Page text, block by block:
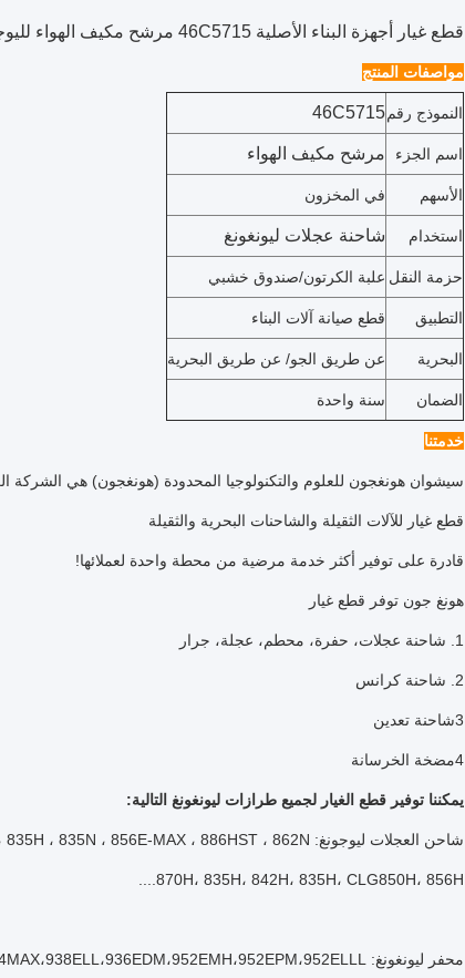
قطع غيار أجهزة البناء الأصلية 46C5715 مرشح مكيف الهواء لليوجونغ
مواصفات المنتج
النموذج رقم46C5715
اسم الجزء مرشح مكيف الهواء
الأسهم في المخزون
استخدام شاحنة عجلات ليونغونغ
حزمة النقل علبة الكرتون/صندوق خشبي
التطبيق قطع صيانة آلات البناء
البحرية عن طريق الجو/ عن طريق البحرية
الضمان سنة واحدة
خدمتنا
سيشوان هونغجون للعلوم والتكنولوجيا المحدودة (هونغجون) هي الشركة
قطع غيار للآلات الثقيلة والشاحنات البحرية والثقيلة
قادرة على توفير أكثر خدمة مرضية من محطة واحدة لعملائها!
هونغ جون توفر قطع غيار
1. شاحنة عجلات، حفرة، محطم، عجلة، جرار
2. شاحنة كرانس
3شاحنة تعدين
4مضخة الخرسانة
يمكننا توفير قطع الغيار لجميع طرازات ليونغونغ التالية:
شاحن العجلات ليوجونغ: 816H ، 866H ، 856Hse ، 856CN ، 866CN ، 855N ، 835H ، 835N ، 856E-MAX ، 886HST ، 862N ،
870H، 835H، 842H، 835H، CLG850H، 856H....
محفر ليونغونغ: 995FMAX،956E TN،956E R ،939FG4MAX،938ELL،936EDM،952EMH،952EPM،952ELLL،